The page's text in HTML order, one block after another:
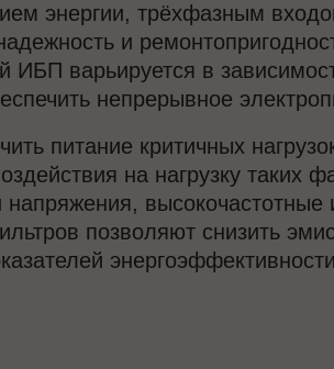
энергии, трёхфазным
и
варьируется в
непрерывное
питание критичных
на нагрузку таких
высокочастотные
позволяют снизить